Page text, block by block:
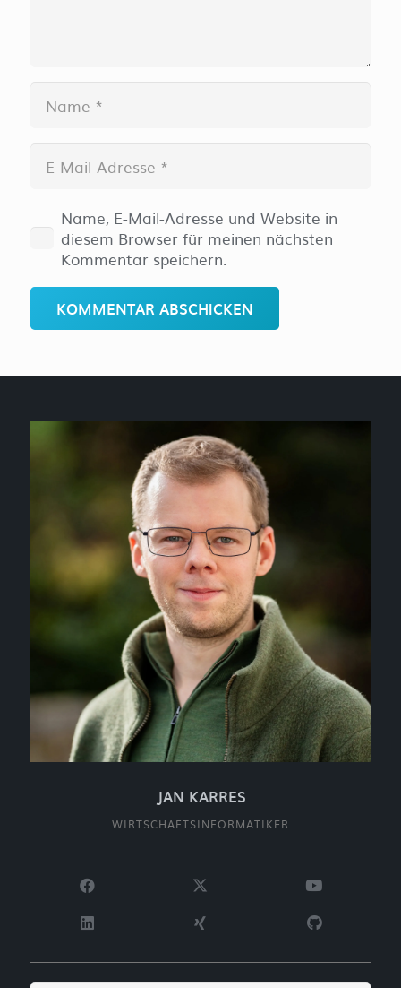
Name, E-Mail-Adresse und Website in
diesem Browser für meinen nächsten
Kommentar speichern.
KOMMENTAR ABSCHICKEN
JAN KARRES
WIRTSCHAFTSINFORMATIKER